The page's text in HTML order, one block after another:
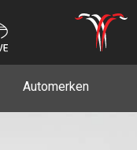
Automerken